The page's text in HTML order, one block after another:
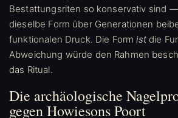
Bestattungsriten so konservativ sind
dieselbe Form über Generationen
funktionalen Druck. Die Formistdie
Abweichung würde den Rahmen
das Ritual.
Die archäologische
gegen Howiesons Poort